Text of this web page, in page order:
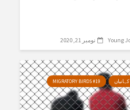
Young نومبر 21, 2020
MIGRATORY BIRDS #19